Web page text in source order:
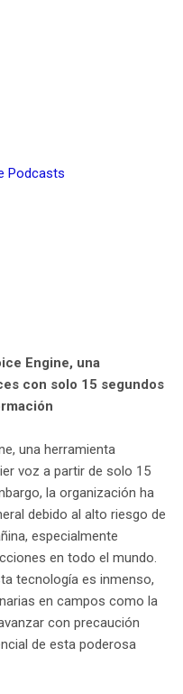
Engine, una
con solo 15 segundos
una herramienta
voz a partir de solo 15
la organización ha
debido al alto riesgo de
especialmente
en todo el mundo.
tecnología es inmenso,
en campos como la
con precaución
de esta poderosa